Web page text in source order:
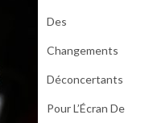
Des
Changements
Déconcertants
Pour L’Écran De